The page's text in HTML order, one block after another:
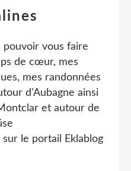
pouvoir vous faire
de cœur, mes
mes randonnées
d'Aubagne ainsi
et autour de
sur le portail Eklablog